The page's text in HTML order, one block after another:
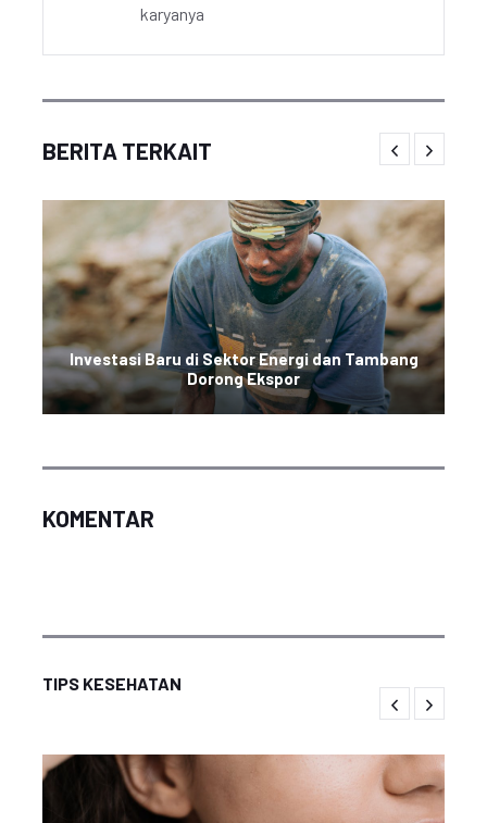
karyanya
BERITA TERKAIT
Investasi Baru di Sektor Energi dan Tambang
Dorong Ekspor
KOMENTAR
TIPS KESEHATAN